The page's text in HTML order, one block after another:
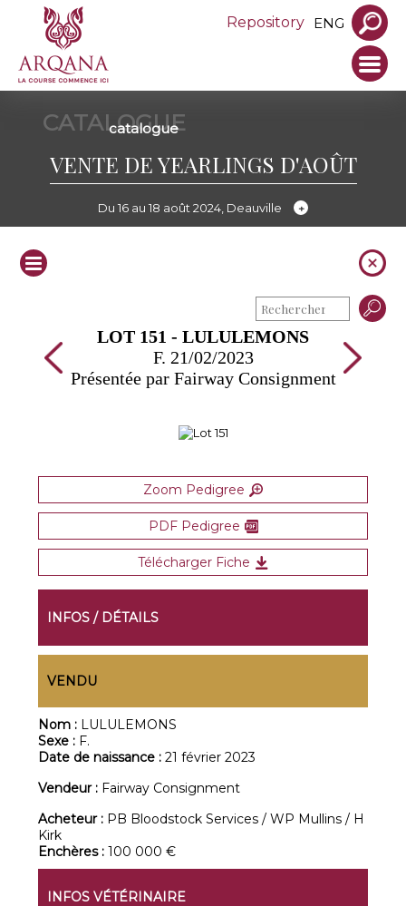
Repository ENG
CATALOGUE
catalogue
VENTE DE YEARLINGS D'AOÛT
Du 16 au 18 août 2024, Deauville
LOT 151 - LULULEMONS
F. 21/02/2023
Présentée par Fairway Consignment
Zoom Pedigree
PDF Pedigree
Télécharger Fiche
INFOS / DÉTAILS
VENDU
Nom : LULULEMONS
Sexe : F.
Date de naissance :21 février 2023
Vendeur : Fairway Consignment
Acheteur : PB Bloodstock Services / WP Mullins / H
Kirk
Enchères :100 000 €
INFOS VÉTÉRINAIRE